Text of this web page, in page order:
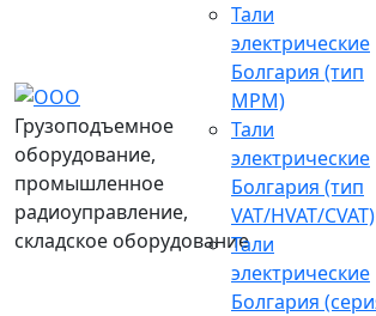
Грузоподъемное
оборудование,
промышленное
радиоуправление,
складское оборудование
Тали
электрические
Болгария (тип
МРМ)
Тали
электрические
Болгария (тип
VAT/HVAT/CVAT)
Тали
электрические
Болгария